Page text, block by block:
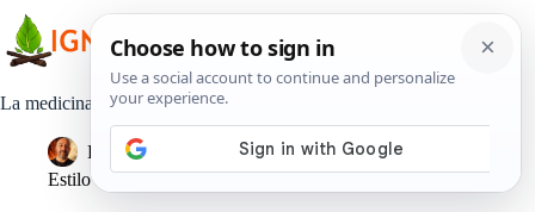
contenido
La medicina natural ¿Cuerpo y mente libre de enfermedades?
Pedro Lisperguer
24 enero, 2022
Estilo de Vida